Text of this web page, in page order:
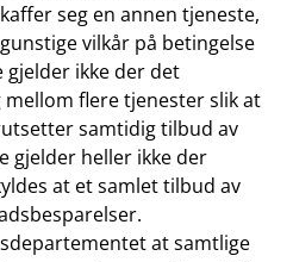
seg en annen tjeneste,
vilkår på betingelse
gjelder ikke der det
flere tjenester slik at
samtidig tilbud av
gjelder heller ikke der
at et samlet tilbud av
at samtlige